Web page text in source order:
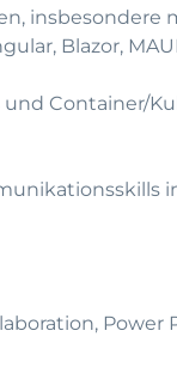
insbesondere
Blazor,
und Container/
Power